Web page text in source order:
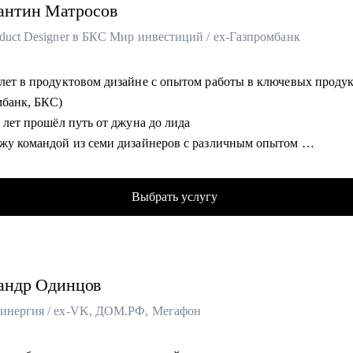
Матросов
Designer в БКС Мир инвестиций / ex-Газпромбанк
в продуктовом дизайне с опытом работы в ключевых
БКС)
лет прошёл путь от джуна до лида
командой из семи дизайнеров с различным опытом
год провел 200+ собеседований
и проанализировал 700+ резюме
по улучшению вашего портфолио
что нужно, а чего не стоит говорить на собеседовании
Выбрать услугу
Одинцов
/ ex-VK, ДОМ.РФ, Мегафон